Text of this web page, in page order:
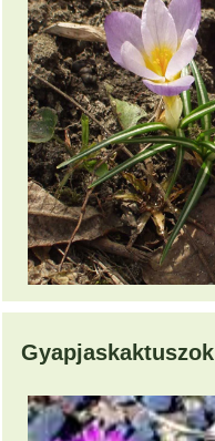
Gyapjaskaktuszok